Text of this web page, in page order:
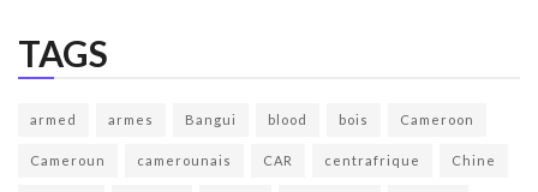
TAGS
armed armes Bangui blood bois Cameroon
Cameroun camerounais CAR centrafrique Chine